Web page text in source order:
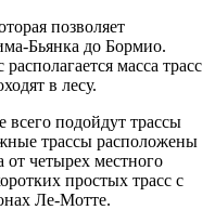
позволяет
Бьянка до Бормио.
масса трасс
в лесу.
подойдут трассы
трассы расположены
от четырех местного
простых трасс с
Ле-Мотте.